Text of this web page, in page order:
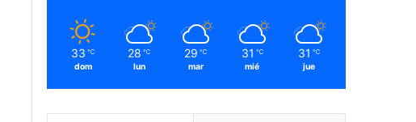
33 ℃
dom
28 ℃
lun
29 ℃
mar
31 ℃
mié
31 ℃
jue